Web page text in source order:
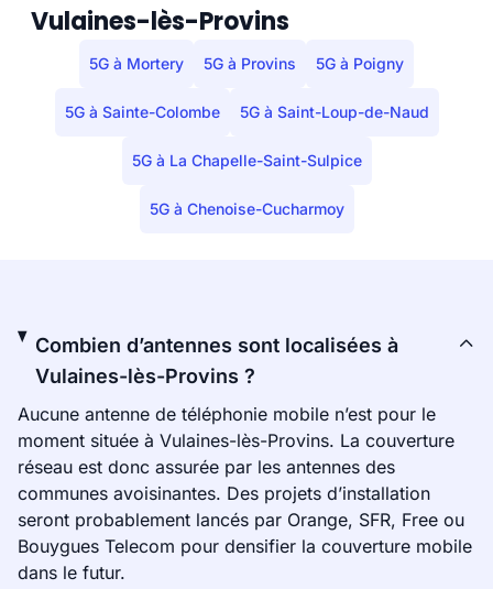
Vulaines-lès-Provins
5G à Mortery 5G à Provins 5G à Poigny
5G à Sainte-Colombe 5G à Saint-Loup-de-Naud
5G à La Chapelle-Saint-Sulpice
5G à Chenoise-Cucharmoy
Combien d’antennes sont localisées à
Vulaines-lès-Provins ?
Aucune antenne de téléphonie mobile n’est pour le
moment située à Vulaines-lès-Provins. La couverture
réseau est donc assurée par les antennes des
communes avoisinantes. Des projets d’installation
seront probablement lancés par Orange, SFR, Free ou
Bouygues Telecom pour densifier la couverture mobile
dans le futur.